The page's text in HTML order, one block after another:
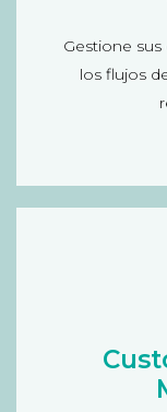
Gestione
los flujos
de los
inventario,
análisis
Informe
tienda